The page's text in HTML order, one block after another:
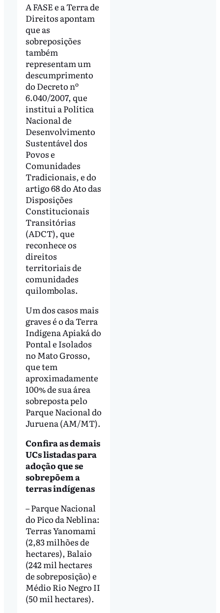
A FASE e a Terra de
Direitos apontam
que as
sobreposições
também
representam um
descumprimento
do Decreto nº
6.040/2007, que
institui a Política
Nacional de
Desenvolvimento
Sustentável dos
Povos e
Comunidades
Tradicionais, e do
artigo 68 do Ato das
Disposições
Constitucionais
Transitórias
(ADCT), que
reconhece os
direitos
territoriais de
comunidades
quilombolas.
Um dos casos mais
graves é o da Terra
Indígena Apiaká do
Pontal e Isolados
no Mato Grosso,
que tem
aproximadamente
100% de sua área
sobreposta pelo
Parque Nacional do
Juruena (AM/MT).
Confira as demais
UCs listadas para
adoção que se
sobrepõem a
terras indígenas
– Parque Nacional
do Pico da Neblina:
Terras Yanomami
(2,83 milhões de
hectares), Balaio
(242 mil hectares
de sobreposição) e
Médio Rio Negro II
(50 mil hectares).